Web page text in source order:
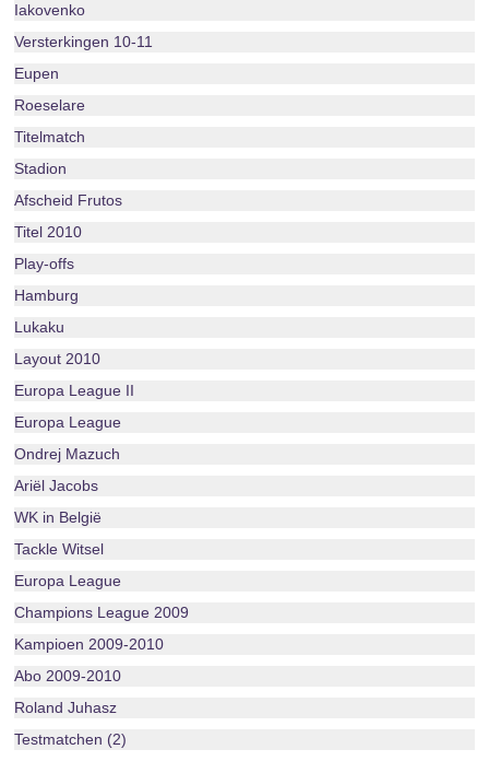
Iakovenko
Versterkingen 10-11
Eupen
Roeselare
Titelmatch
Stadion
Afscheid Frutos
Titel 2010
Play-offs
Hamburg
Lukaku
Layout 2010
Europa League II
Europa League
Ondrej Mazuch
Ariël Jacobs
WK in België
Tackle Witsel
Europa League
Champions League 2009
Kampioen 2009-2010
Abo 2009-2010
Roland Juhasz
Testmatchen (2)